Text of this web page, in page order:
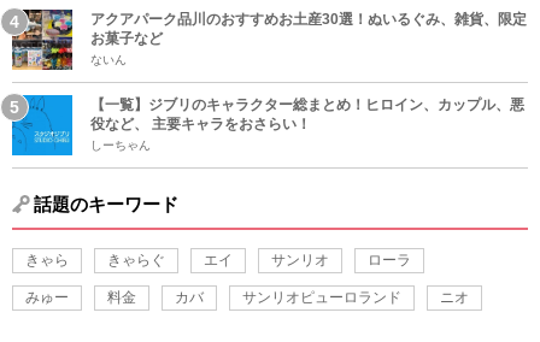
アクアパーク品川のおすすめお土産30選！ぬいるぐみ、雑貨、限定
お菓子など
ないん
【一覧】ジブリのキャラクター総まとめ！ヒロイン、カップル、悪
役など、 主要キャラをおさらい！
しーちゃん
話題のキーワード
きゃら きゃらぐ エイ サンリオ ローラ
みゅー 料金 カバ サンリオピューロランド ニオ